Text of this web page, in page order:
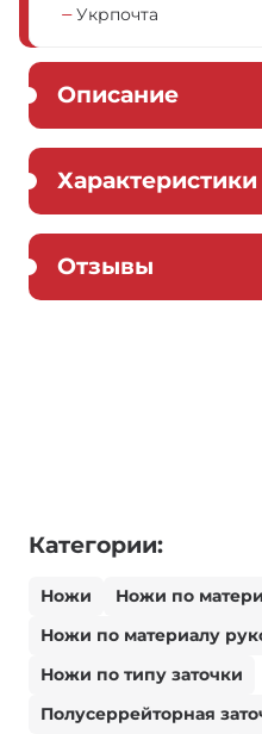
Укрпочта
Описание
Характеристики
Отзывы
Категории:
Ножи Ножи по
Ножи по материалу
Ножи по типу заточки
Полусеррейторная